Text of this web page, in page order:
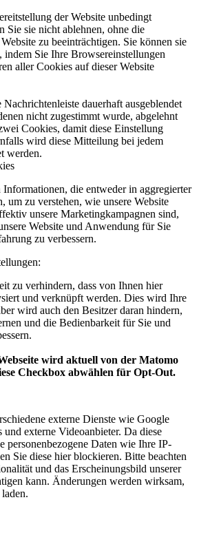
der Website unbedingt
Sie sie nicht ablehnen, ohne die
zu beeinträchtigen. Sie können sie
indem Sie Ihre Browsereinstellungen
aller Cookies auf dieser Website
dauerhaft ausgeblendet
nicht zugestimmt wurde, abgelehnt
Cookies, damit diese Einstellung
wird diese Mitteilung bei jedem
werden.
die entweder in aggregierter
um zu verstehen, wie unsere Website
unsere Marketingkampagnen sind,
Website und Anwendung für Sie
zu verbessern.
zu verhindern, dass von Ihnen hier
und verknüpft werden. Dies wird Ihre
wird auch den Besitzer daran hindern,
und die Bedienbarkeit für Sie und
wird aktuell von der Matomo
Checkbox abwählen für Opt-Out.
externe Dienste wie Google
externe Videoanbieter. Da diese
personenbezogene Daten wie Ihre IP-
Sie diese hier blockieren. Bitte beachten
und das Erscheinungsbild unserer
kann. Änderungen werden wirksam,